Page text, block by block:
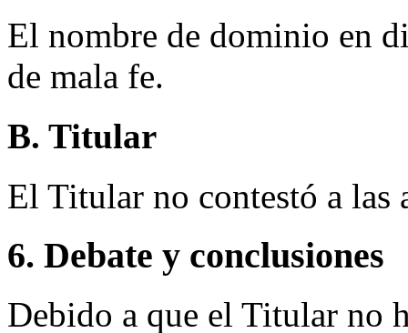
El nombre de dominio en
de mala fe.
B. Titular
El Titular no contestó a las
6. Debate y conclusiones
Debido a que el Titular no